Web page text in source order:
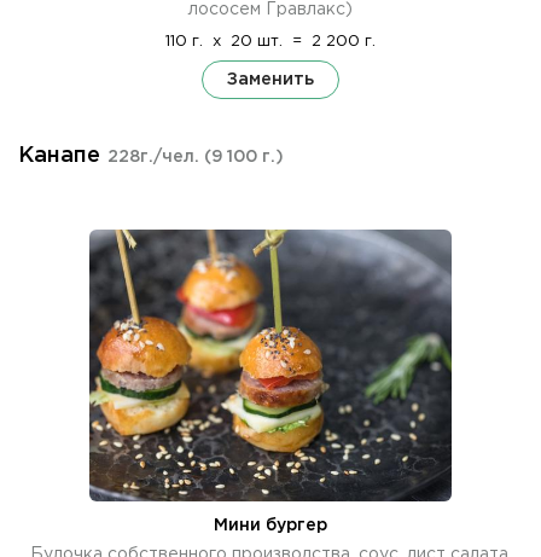
лососем Гравлакс)
110 г. x 20 шт. = 2 200 г.
Заменить
Канапе 228г./чел. (9 100 г.)
Мини бургер